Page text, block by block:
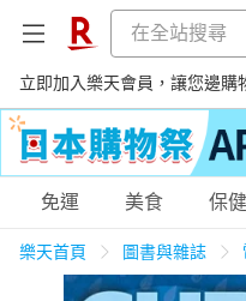
立即加入樂天會員，讓您邊購
購物網分類
免運 美食 保健
樂天首頁 圖書與雜誌